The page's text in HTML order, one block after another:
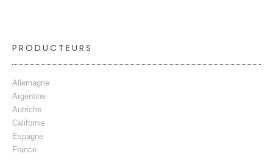
PRODUCTEURS
Allemagne
Argentine
Autriche
Californie
Espagne
France